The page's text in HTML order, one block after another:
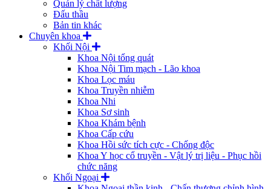
Quản lý chất lượng
Đấu thầu
Bản tin khác
Chuyên khoa
Khối Nội
Khoa Nội tổng quát
Khoa Nội Tim mạch - Lão khoa
Khoa Lọc máu
Khoa Truyền nhiễm
Khoa Nhi
Khoa Sơ sinh
Khoa Khám bệnh
Khoa Cấp cứu
Khoa Hồi sức tích cực - Chống độc
Khoa Y học cổ truyền - Vật lý trị liệu - Phục hồi
chức năng
Khối Ngoại